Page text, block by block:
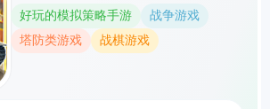
好玩的模拟策略手游
战争游戏
塔防类游戏
战棋游戏